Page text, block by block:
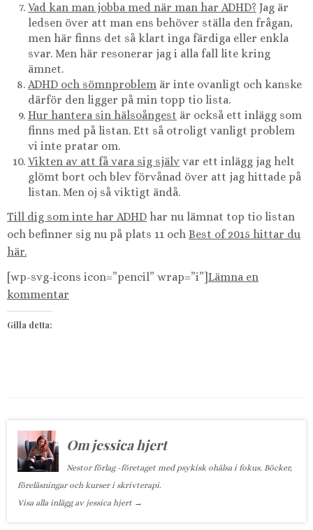
Vad kan man jobba med när man har ADHD? Jag är
ledsen över att man ens behöver ställa den frågan,
men här finns det så klart inga färdiga eller enkla
svar. Men här resonerar jag i alla fall lite kring
ämnet.
ADHD och sömnproblem är inte ovanligt och kanske
därför den ligger på min topp tio lista.
Hur hantera sin hälsoångest är också ett inlägg som
finns med på listan. Ett så otroligt vanligt problem
vi inte pratar om.
Vikten av att få vara sig själv var ett inlägg jag helt
glömt bort och blev förvånad över att jag hittade på
listan. Men oj så viktigt ändå.
Till dig som inte har ADHD har nu lämnat top tio listan
och befinner sig nu på plats 11 och Best of 2015 hittar du
här.
[wp-svg-icons icon=”pencil” wrap=”i”]Lämna en
kommentar
Gilla detta:
Om jessica hjert
Nestor förlag -företaget med psykisk ohälsa i fokus. Böcker,
föreläsningar och kurser i skrivterapi.
Visa alla inlägg av jessica hjert →